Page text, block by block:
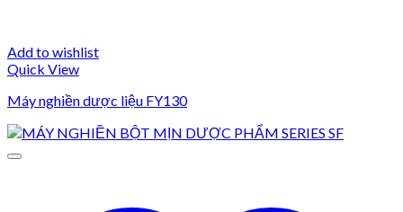
Add to wishlist
Quick View
Máy nghiền dược liệu FY130